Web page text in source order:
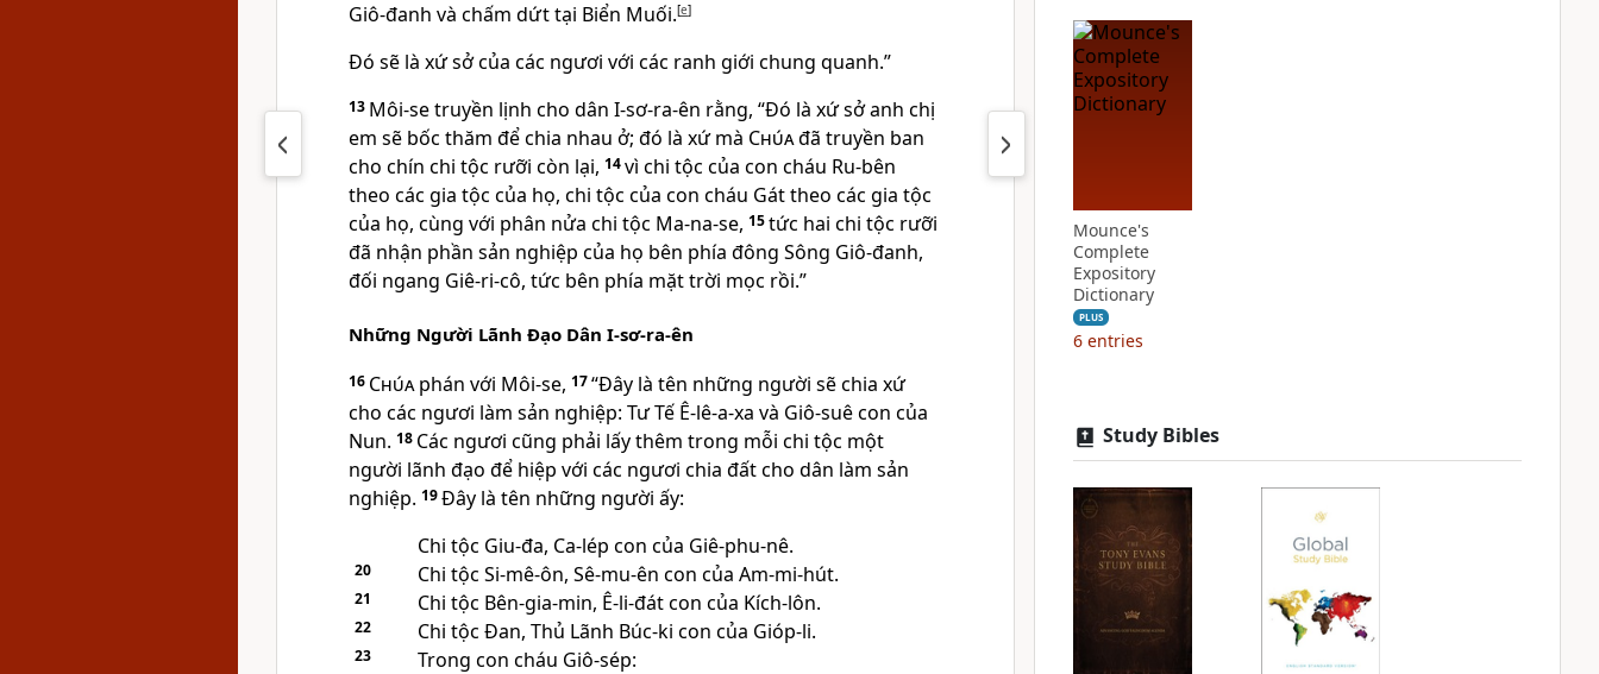
Giô-đanh và chấm dứt tại Biển Muối.[e]
Ðó sẽ là xứ sở của các ngươi với các ranh giới chung quanh.”
13 Môi-se truyền lịnh cho dân I-sơ-ra-ên rằng, “Ðó là xứ sở anh chị
em sẽ bốc thăm để chia nhau ở; đó là xứ mà Chúađã truyền ban
cho chín chi tộc rưỡi còn lại, 14vì chi tộc của con cháu Ru-bên
theo các gia tộc của họ, chi tộc của con cháu Gát theo các gia tộc
của họ, cùng với phân nửa chi tộc Ma-na-se, 15tức hai chi tộc rưỡi
đã nhận phần sản nghiệp của họ bên phía đông Sông Giô-đanh,
đối ngang Giê-ri-cô, tức bên phía mặt trời mọc rồi.”
Những Người Lãnh Ðạo Dân I-sơ-ra-ên
16 Chúaphán với Môi-se, 17“Ðây là tên những người sẽ chia xứ
cho các ngươi làm sản nghiệp: Tư Tế Ê-lê-a-xa và Giô-suê con của
Nun. 18 Các ngươi cũng phải lấy thêm trong mỗi chi tộc một
người lãnh đạo để hiệp với các ngươi chia đất cho dân làm sản
nghiệp. 19Ðây là tên những người ấy:
Chi tộc Giu-đa, Ca-lép con của Giê-phu-nê.
20 Chi tộc Si-mê-ôn, Sê-mu-ên con của Am-mi-hút.
21 Chi tộc Bên-gia-min, Ê-li-đát con của Kích-lôn.
22 Chi tộc Ðan, Thủ Lãnh Búc-ki con của Gióp-li.
23
Trong con cháu Giô-sép:
Mounce's
Complete
Expository
Dictionary
PLUS
6 entries
Study Bibles